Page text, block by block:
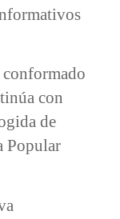
con
de
Popular